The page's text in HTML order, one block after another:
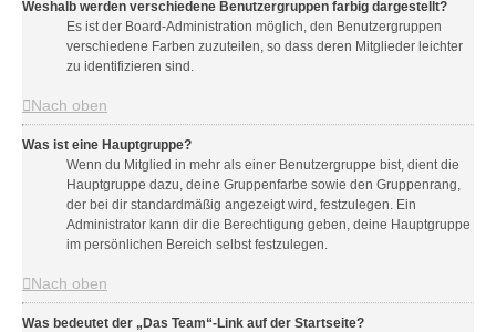
Weshalb werden verschiedene Benutzergruppen farbig dargestellt?
Es ist der Board-Administration möglich, den Benutzergruppen
verschiedene Farben zuzuteilen, so dass deren Mitglieder leichter
zu identifizieren sind.
Nach oben
Was ist eine Hauptgruppe?
Wenn du Mitglied in mehr als einer Benutzergruppe bist, dient die
Hauptgruppe dazu, deine Gruppenfarbe sowie den Gruppenrang,
der bei dir standardmäßig angezeigt wird, festzulegen. Ein
Administrator kann dir die Berechtigung geben, deine Hauptgruppe
im persönlichen Bereich selbst festzulegen.
Nach oben
Was bedeutet der „Das Team“-Link auf der Startseite?